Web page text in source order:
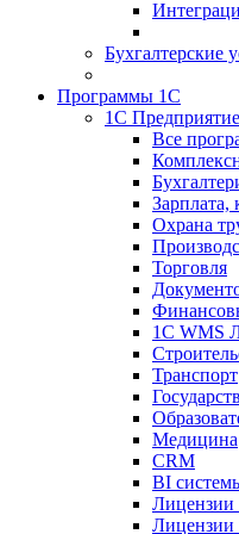
Бухгалтерские
Программы 1С
1С Предприятие
Все
Зарплата,
Охрана
Торговля
1С WMS
Транспорт
Медицина
CRM
BI
Лицензии
Лицензии